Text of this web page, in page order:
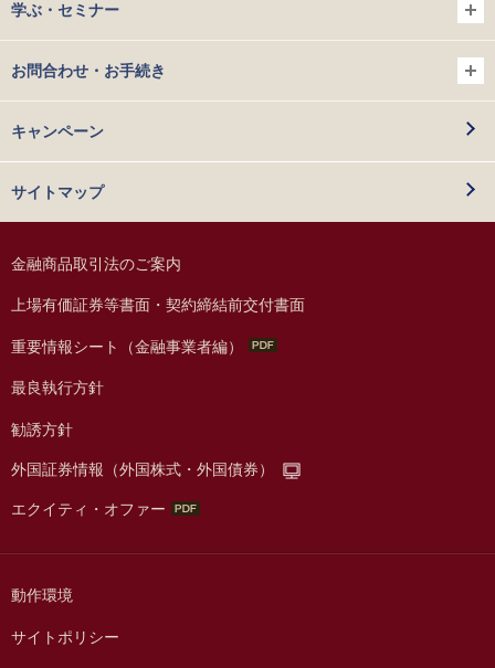
学ぶ・セミナー
お問合わせ・お手続き
キャンペーン
サイトマップ
金融商品取引法のご案内
上場有価証券等書面・契約締結前交付書面
重要情報シート（金融事業者編）
最良執行方針
勧誘方針
外国証券情報（外国株式・外国債券）
エクイティ・オファー
動作環境
サイトポリシー